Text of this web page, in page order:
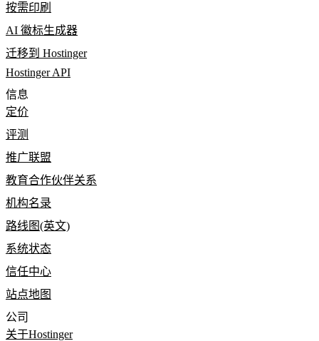
按需印刷
AI 徽标生成器
迁移到 Hostinger
Hostinger API
信息
定价
评测
推广联盟
教育合作伙伴关系
机构名录
路线图(英文)
系统状态
信任中心
站点地图
公司
关于Hostinger